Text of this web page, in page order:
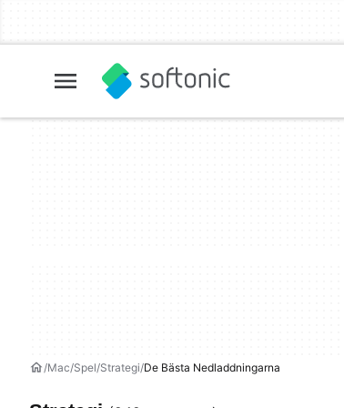
Mac Spel Strategi De Bästa Nedladdningarna